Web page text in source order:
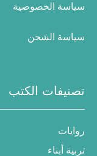
سياسة الخصوصية
سياسة الشحن
تصنيفات الكتب
روايات
تربية أبناء